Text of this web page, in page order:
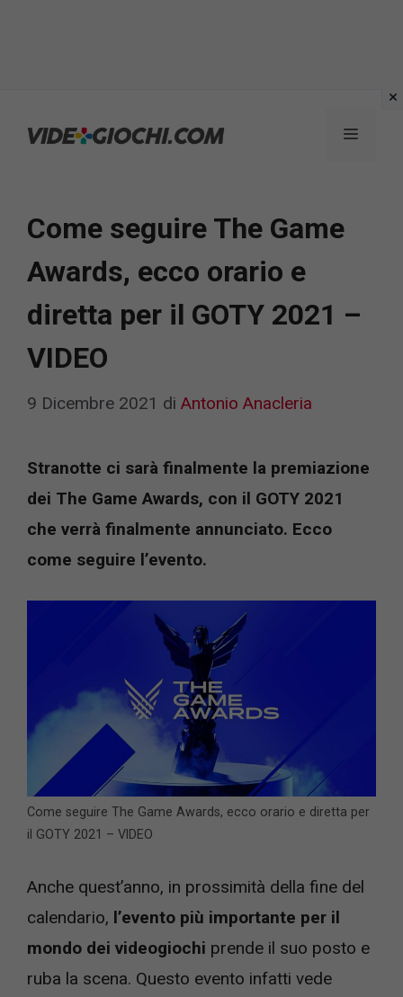
Menu
Come seguire The Game
Awards, ecco orario e
diretta per il GOTY 2021 –
VIDEO
9 Dicembre 2021 di Antonio Anacleria
Stranotte ci sarà finalmente la premiazione
dei The Game Awards, con il GOTY 2021
che verrà finalmente annunciato. Ecco
come seguire l’evento.
Come seguire The Game Awards, ecco orario e diretta per
il GOTY 2021 – VIDEO
Anche quest’anno, in prossimità della fine del
calendario, l’evento più importante per il
mondo dei videogiochi prende il suo posto e
ruba la scena. Questo evento infatti vede